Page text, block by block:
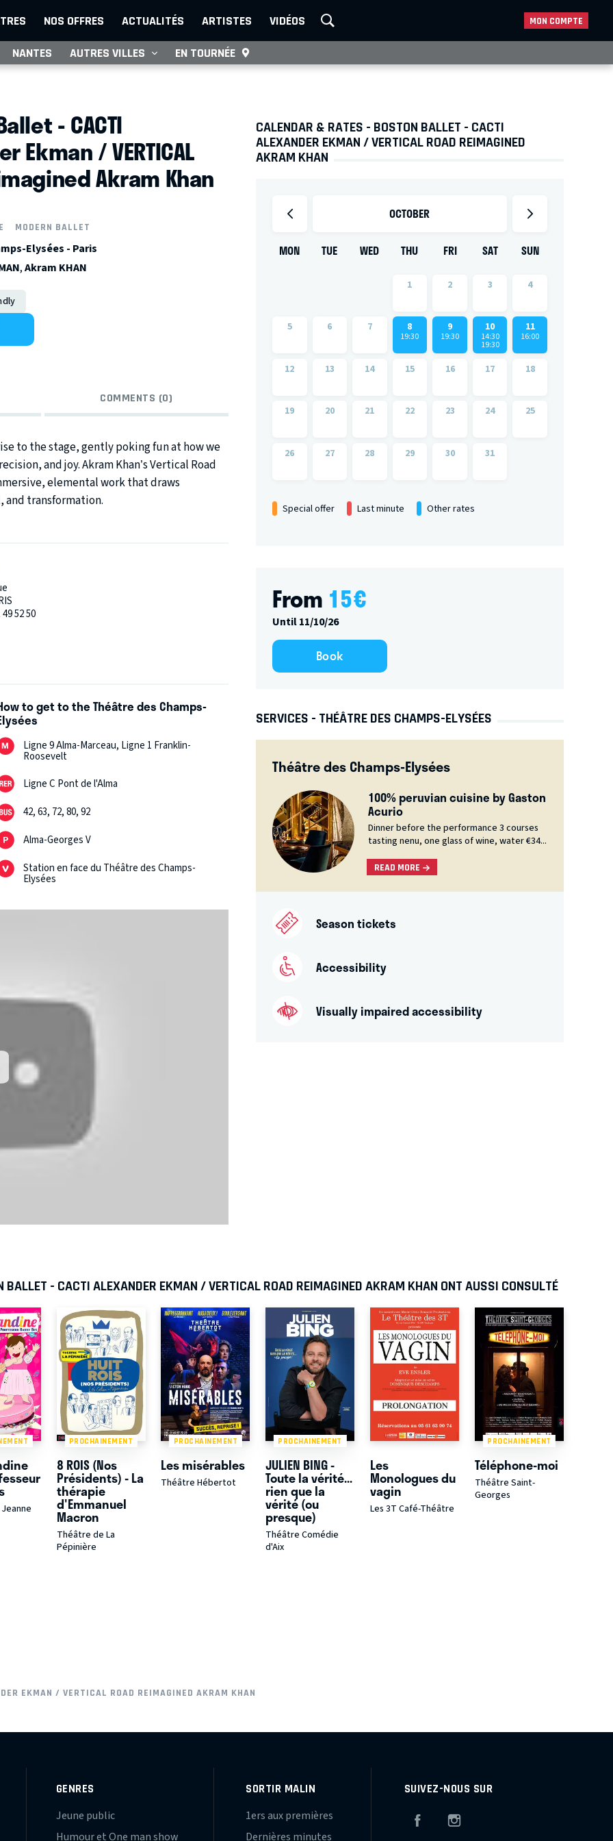
NOS OFFRES ACTUALITÉS ARTISTES VIDÉOS MON COMPTE
NANTES AUTRES VILLES EN TOURNÉE
- CACTI
Ekman / VERTICAL
Akram Khan
MODERN BALLET
Elysées - Paris
,Akram KHAN
COMMENTS (0)
to the stage, gently poking fun at how we
and joy. Akram Khan’s Vertical Road
elemental work that draws
and transformation.
52 50
to get to the Théâtre des Champs-
Ligne 9 Alma-Marceau, Ligne 1 Franklin-
Roosevelt
Ligne C Pont de l'Alma
42, 63, 72, 80, 92
Alma-Georges V
Station en face du Théâtre des Champs-
Elysées
CALENDAR & RATES - BOSTON BALLET - CACTI
ALEXANDER EKMAN / VERTICAL ROAD REIMAGINED
AKRAM KHAN
OCTOBER
MON TUE WED THU FRI SAT SUN
1 2 3 4
5 6 7 8
19:30
9
19:30
10
14:30
19:30
11
16:00
12 13 14 15 16 17 18
19 20 21 22 23 24 25
26 27 28 29 30 31
Special offer Last minute Other rates
From 15€
Until 11/10/26
Book
SERVICES - THÉÂTRE DES CHAMPS-ELYSÉES
Théâtre des Champs-Elysées
100% peruvian cuisine by Gaston
Acurio
Dinner before the performance 3 courses
tasting nenu, one glass of wine, water €34...
READ MORE
Season tickets
Accessibility
Visually impaired accessibility
BALLET - CACTI ALEXANDER EKMAN / VERTICAL ROAD REIMAGINED AKRAM KHAN ONT AUSSI CONSULTÉ
PROCHAINEMENT
8 ROIS (Nos
Présidents) - La
thérapie
d'Emmanuel
Macron
Théâtre de La
Pépinière
PROCHAINEMENT
Les misérables
Théâtre Hébertot
PROCHAINEMENT
JULIEN BING -
Toute la vérité...
rien que la
vérité (ou
presque)
Théâtre Comédie
d'Aix
Les
Monologues du
vagin
Les 3T Café-Théâtre
PROCHAINEMENT
Téléphone-moi
Théâtre Saint-
Georges
EKMAN / VERTICAL ROAD REIMAGINED AKRAM KHAN
GENRES
Jeune public
Humour et One man show
SORTIR MALIN
1ers aux premières
Dernières minutes
SUIVEZ-NOUS SUR
Facebook